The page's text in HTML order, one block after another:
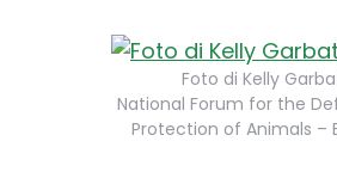
Foto di Kelly
National Forum for the
Protection of Animals –